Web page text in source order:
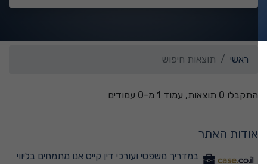
ראשי תוצאות חיפוש
התקבלו 0 תוצאות, עמוד 1 מ-0 עמודים
אודות האתר
במדריך משפטי ועורכי דין קייס אנו מתמחים בליווי